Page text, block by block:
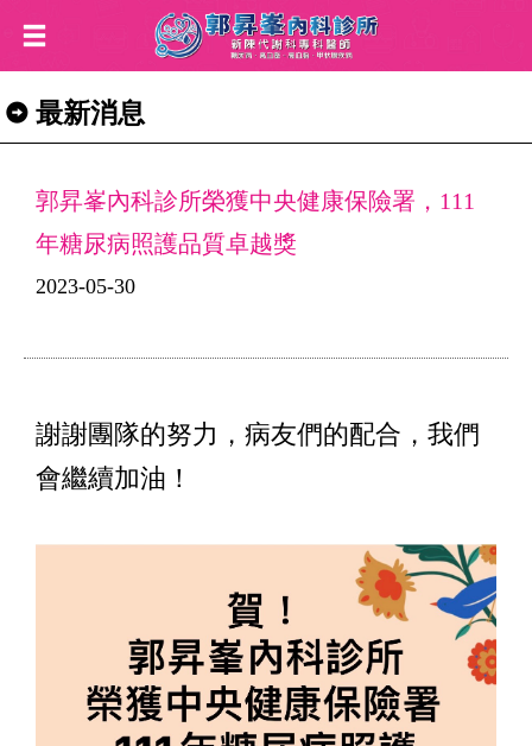
最新消息
郭昇峯內科診所榮獲中央健康保險署，111
年糖尿病照護品質卓越獎
2023-05-30
謝謝團隊的努力，病友們的配合，我們
會繼續加油！